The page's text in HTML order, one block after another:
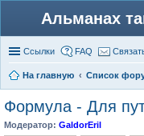
Альманах
Ссылки FAQ
На главную Список
Формула - Для
Модератор: GaldorEril